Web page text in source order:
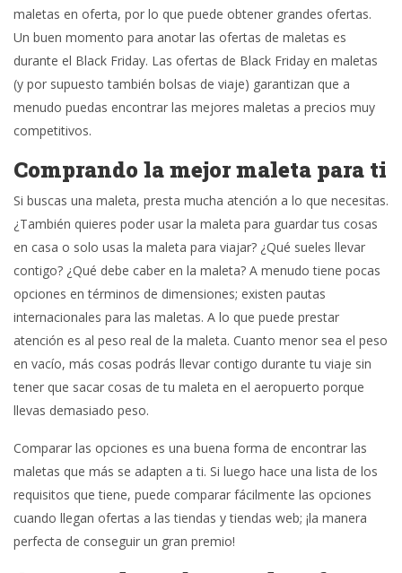
maletas en oferta, por lo que puede obtener grandes ofertas.
Un buen momento para anotar las ofertas de maletas es
durante el Black Friday. Las ofertas de Black Friday en maletas
(y por supuesto también bolsas de viaje) garantizan que a
menudo puedas encontrar las mejores maletas a precios muy
competitivos.
Comprando la mejor maleta para ti
Si buscas una maleta, presta mucha atención a lo que necesitas.
¿También quieres poder usar la maleta para guardar tus cosas
en casa o solo usas la maleta para viajar? ¿Qué sueles llevar
contigo? ¿Qué debe caber en la maleta? A menudo tiene pocas
opciones en términos de dimensiones; existen pautas
internacionales para las maletas. A lo que puede prestar
atención es al peso real de la maleta. Cuanto menor sea el peso
en vacío, más cosas podrás llevar contigo durante tu viaje sin
tener que sacar cosas de tu maleta en el aeropuerto porque
llevas demasiado peso.
Comparar las opciones es una buena forma de encontrar las
maletas que más se adapten a ti. Si luego hace una lista de los
requisitos que tiene, puede comparar fácilmente las opciones
cuando llegan ofertas a las tiendas y tiendas web; ¡la manera
perfecta de conseguir un gran premio!